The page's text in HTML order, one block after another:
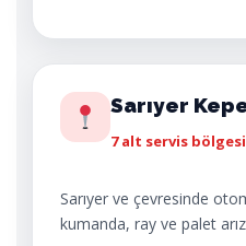
Sarıyer
7 alt servis bölgesi
Sarıyer ve çevresinde
kumanda, ray ve palet